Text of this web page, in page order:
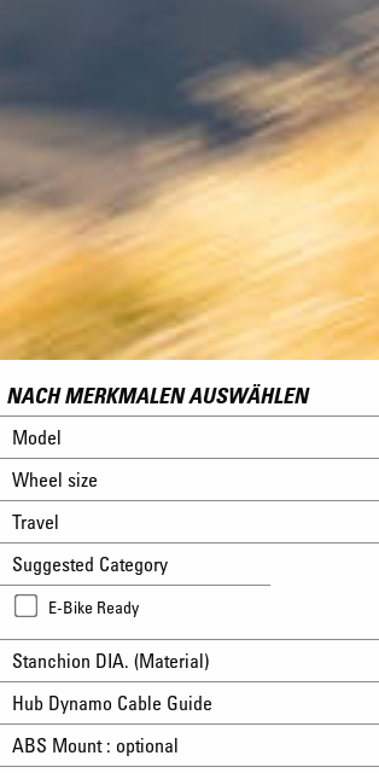
NACH MERKMALEN AUSWÄHLEN
Model
Wheel size
Travel
Suggested Category
E-Bike Ready
Stanchion DIA. (Material)
Hub Dynamo Cable Guide
ABS Mount : optional